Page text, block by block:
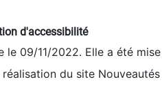
d'accessibilité
le 09/11/2022. Elle a été
du site